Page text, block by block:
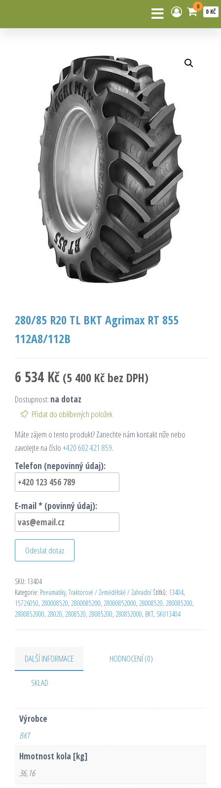
0
0 KČ
280/85 R20 TL BKT Agrimax RT 855
112A8/112B
6 534 Kč (5 400 Kč bez DPH)
Dostupnost: na dotaz
Přidat do oblíbených položek
Máte zájem o tento produkt? Zanechte nám kontakt níže nebo
zavolejte na číslo+420 602 421 859.
Telefon (nepovinný údaj):
E-mail * (povinný údaj):
Odeslat dotaz
SKU: 13404
Kategorie: Pneumatiky, Traktorové / Zemědělské / ZahradníŠtítků: 13404,
15726050, 280008520, 2800085200, 28000852000, 28008520, 280085200,
2800852000, 28020, 2808520, 28085200, 280852000, BKT, SKU13404
DALŠÍ INFORMACE HODNOCENÍ (0)
SKLAD
Výrobce
BKT
Hmotnost kola [kg]
36,16